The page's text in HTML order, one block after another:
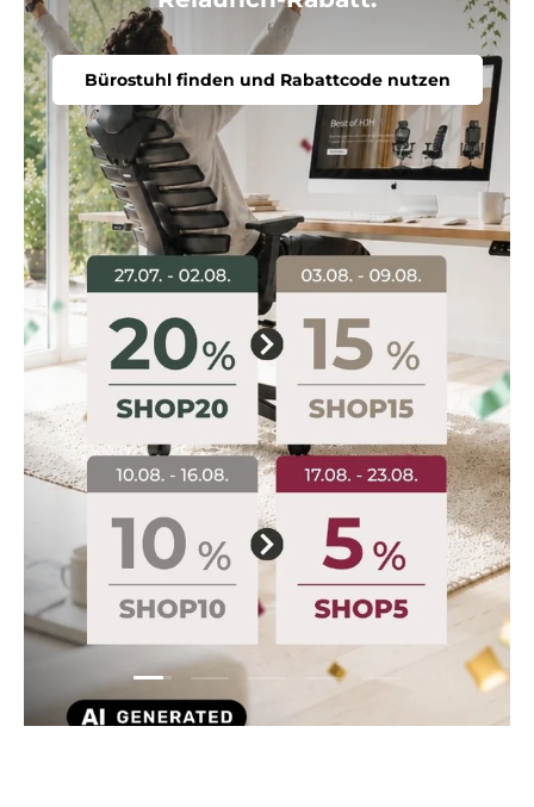
Folie laden 1 von 5
Folie laden 2 von 5
Folie laden 3 von 5
Folie laden 4 von 5
Folie laden 5